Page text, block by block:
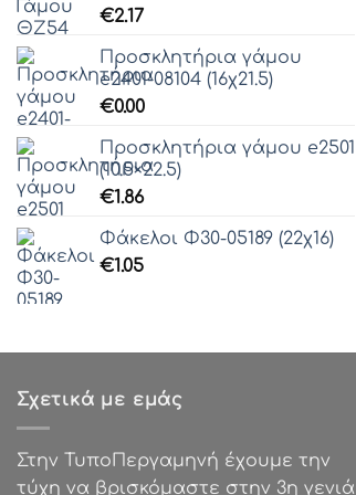
€2.17
Προσκλητήρια γάμου
e2401-08104 (16χ21.5)
€0.00
Προσκλητήρια γάμου e2501
(10.5×22.5)
€1.86
Φάκελοι Φ30-05189 (22χ16)
€1.05
Σχετικά με εμάς
Στην ΤυποΠεργαμηνή έχουμε την
τύχη να βρισκόμαστε στην 3η γενιά